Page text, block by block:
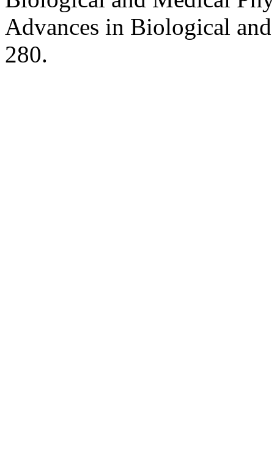
Advances in Biological
280.